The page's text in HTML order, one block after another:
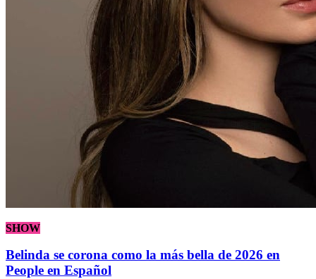
SHOW
Belinda se corona como la más bella de 2026 en
People en Español